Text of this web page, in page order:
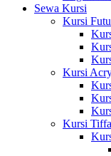
Sewa Kursi
Kursi
Kursi
Kursi